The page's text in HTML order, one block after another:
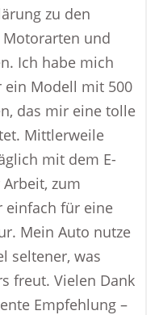
zu den
und
Ich habe mich
ein Modell mit 500
das mir eine tolle
Mittlerweile
mit dem E-
Arbeit, zum
einfach für eine
Mein Auto nutze
seltener, was
freut. Vielen Dank
Empfehlung –